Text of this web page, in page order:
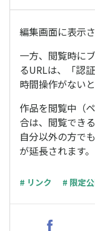
編集画面に表示
一方、閲覧時に
るURLは、「認
時間操作がない
作品を閲覧中（
合は、閲覧でき
自分以外の方で
が延長されます。
# リンク # 限定